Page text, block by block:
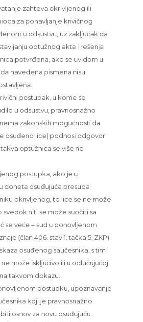
zahteva okrivljenog ili
za ponavljanje krivičnog
u odsustvu, uz zaključak da
optužnog akta i rešenja
potvrđena, ako se uvidom u
navedena pismena nisu
postupak, u kome se
u odsustvu, pravnosnažno
zakonskih mogućnosti da
osuđeno lice) podnosi odgovor
optužnica se više ne
postupka, ako je u
doneta osuđujuća presuda
okrivljenog, to lice se ne može
svedok niti se može suočiti sa
se veće – sud u ponovljenom
(član 406. stav 1. tačka 5. ZKP)
osuđenog saučesnika, s tim
može isključivo ili u odlučujućoj
takvom dokazu.
postupku, upoznavanje
koji je pravnosnažno
osnov za novu osuđujuću